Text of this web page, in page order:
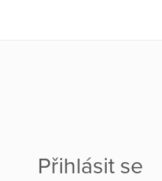
Přihlásit se